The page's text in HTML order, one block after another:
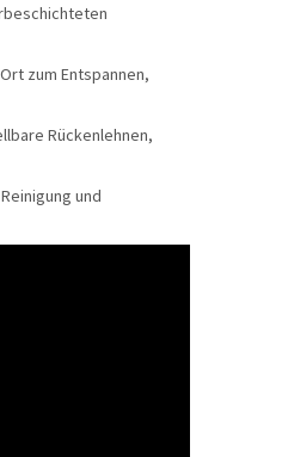
zum Entspannen,
Rückenlehnen,
und